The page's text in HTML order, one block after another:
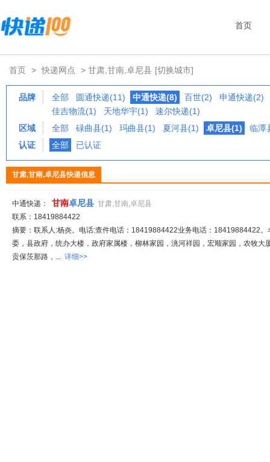
首页
首页 > 快递网点 > 甘肃,甘南,卓尼县 [切换城市]
品牌 全部 圆通快递(11) 中通快递(8) 百世(2)
申通快递(2)
佳吉物流(1)
天地华宇(1)
速尔快递(1)
区域
全部 碌曲县(1) 玛曲县(1) 夏河县(1) 卓尼县(1)
临潭
认证
全部 已认证
甘肃,甘南,卓尼县快递信息
中通快递： 甘南卓尼县 甘肃,甘南,卓尼县
联系：18419884422
摘要：联系人:杨炎。电话:查件电话：18419884422业务电话：18419884422。
委，县政府，统办大楼，政府家属楼，柳林家园，洮河祥园，宏顺家园，农牧大
贡保茨那路，... 详细>>